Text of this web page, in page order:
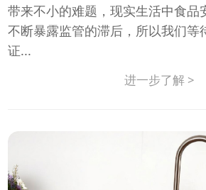
带来不小的难题，现实生活中食品
不断暴露监管的滞后，所以我们等
证...
进一步了解 >